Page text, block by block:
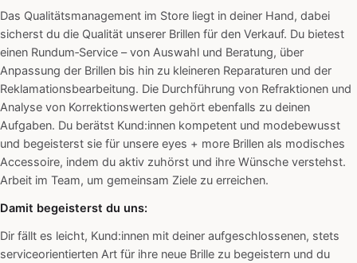
Das Qualitätsmanagement im Store liegt in deiner Hand, dabei
sicherst du die Qualität unserer Brillen für den Verkauf. Du bietest
einen Rundum‑Service – von Auswahl und Beratung, über
Anpassung der Brillen bis hin zu kleineren Reparaturen und der
Reklamationsbearbeitung. Die Durchführung von Refraktionen und
Analyse von Korrektionswerten gehört ebenfalls zu deinen
Aufgaben. Du berätst Kund:innen kompetent und modebewusst
und begeisterst sie für unsere eyes + more Brillen als modisches
Accessoire, indem du aktiv zuhörst und ihre Wünsche verstehst.
Arbeit im Team, um gemeinsam Ziele zu erreichen.
Damit begeisterst du uns:
Dir fällt es leicht, Kund:innen mit deiner aufgeschlossenen, stets
serviceorientierten Art für ihre neue Brille zu begeistern und du